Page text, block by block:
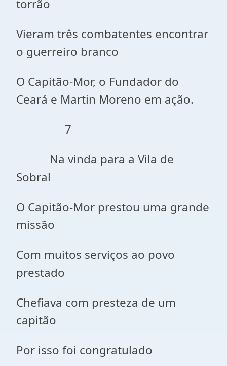
torrão
Vieram três combatentes encontrar
o guerreiro branco
O Capitão-Mor, o Fundador do
Ceará e Martin Moreno em ação.
7
Na vinda para a Vila de
Sobral
O Capitão-Mor prestou uma grande
missão
Com muitos serviços ao povo
prestado
Chefiava com presteza de um
capitão
Por isso foi congratulado